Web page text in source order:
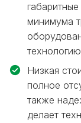
минимума
Низкая
полное
также
делает